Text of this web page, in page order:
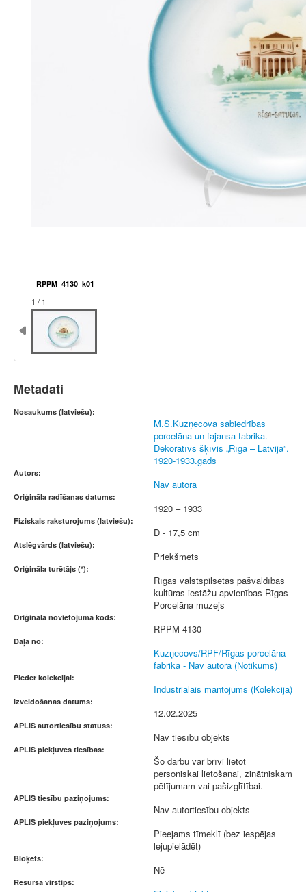
RPPM_4130_k01
1 / 1
Metadati
Nosaukums (latviešu):
M.S.Kuzņecova sabiedrības
porcelāna un fajansa fabrika.
Dekoratīvs šķīvis „Rīga – Latvija”.
1920-1933.gads
Autors:
Nav autora
Oriģināla radīšanas datums:
1920 – 1933
Fiziskais raksturojums (latviešu):
D - 17,5 cm
Atslēgvārds (latviešu):
Priekšmets
Oriģināla turētājs (*):
Rīgas valstspilsētas pašvaldības
kultūras iestāžu apvienības Rīgas
Porcelāna muzejs
Oriģināla novietojuma kods:
RPPM 4130
Daļa no:
Kuzņecovs/RPF/Rīgas porcelāna
fabrika - Nav autora (Notikums)
Pieder kolekcijai:
Industriālais mantojums (Kolekcija)
Izveidošanas datums:
12.02.2025
APLIS autortiesību statuss:
Nav tiesību objekts
APLIS piekļuves tiesības:
Šo darbu var brīvi lietot
personiskai lietošanai, zinātniskam
pētījumam vai pašizglītībai.
APLIS tiesību paziņojums:
Nav autortiesību objekts
APLIS piekļuves paziņojums:
Pieejams tīmeklī (bez iespējas
lejupielādēt)
Bloķēts:
Nē
Resursa virstips: